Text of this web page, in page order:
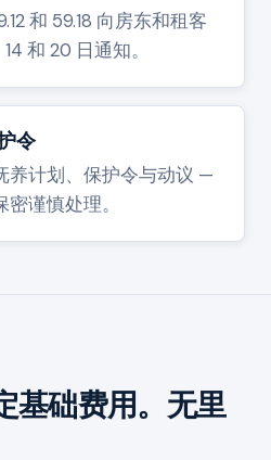
和 59.18 向房东和租客
和 20 日通知。
令
养计划、保护令与动议 —
谨慎处理。
基础费用。无里